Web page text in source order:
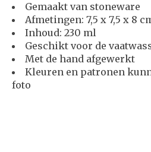
Gemaakt van stoneware
Afmetingen: 7,5 x 7,5 x 8
Inhoud: 230 ml
Geschikt voor de
Met de hand afgewerkt
Kleuren en patronen
foto